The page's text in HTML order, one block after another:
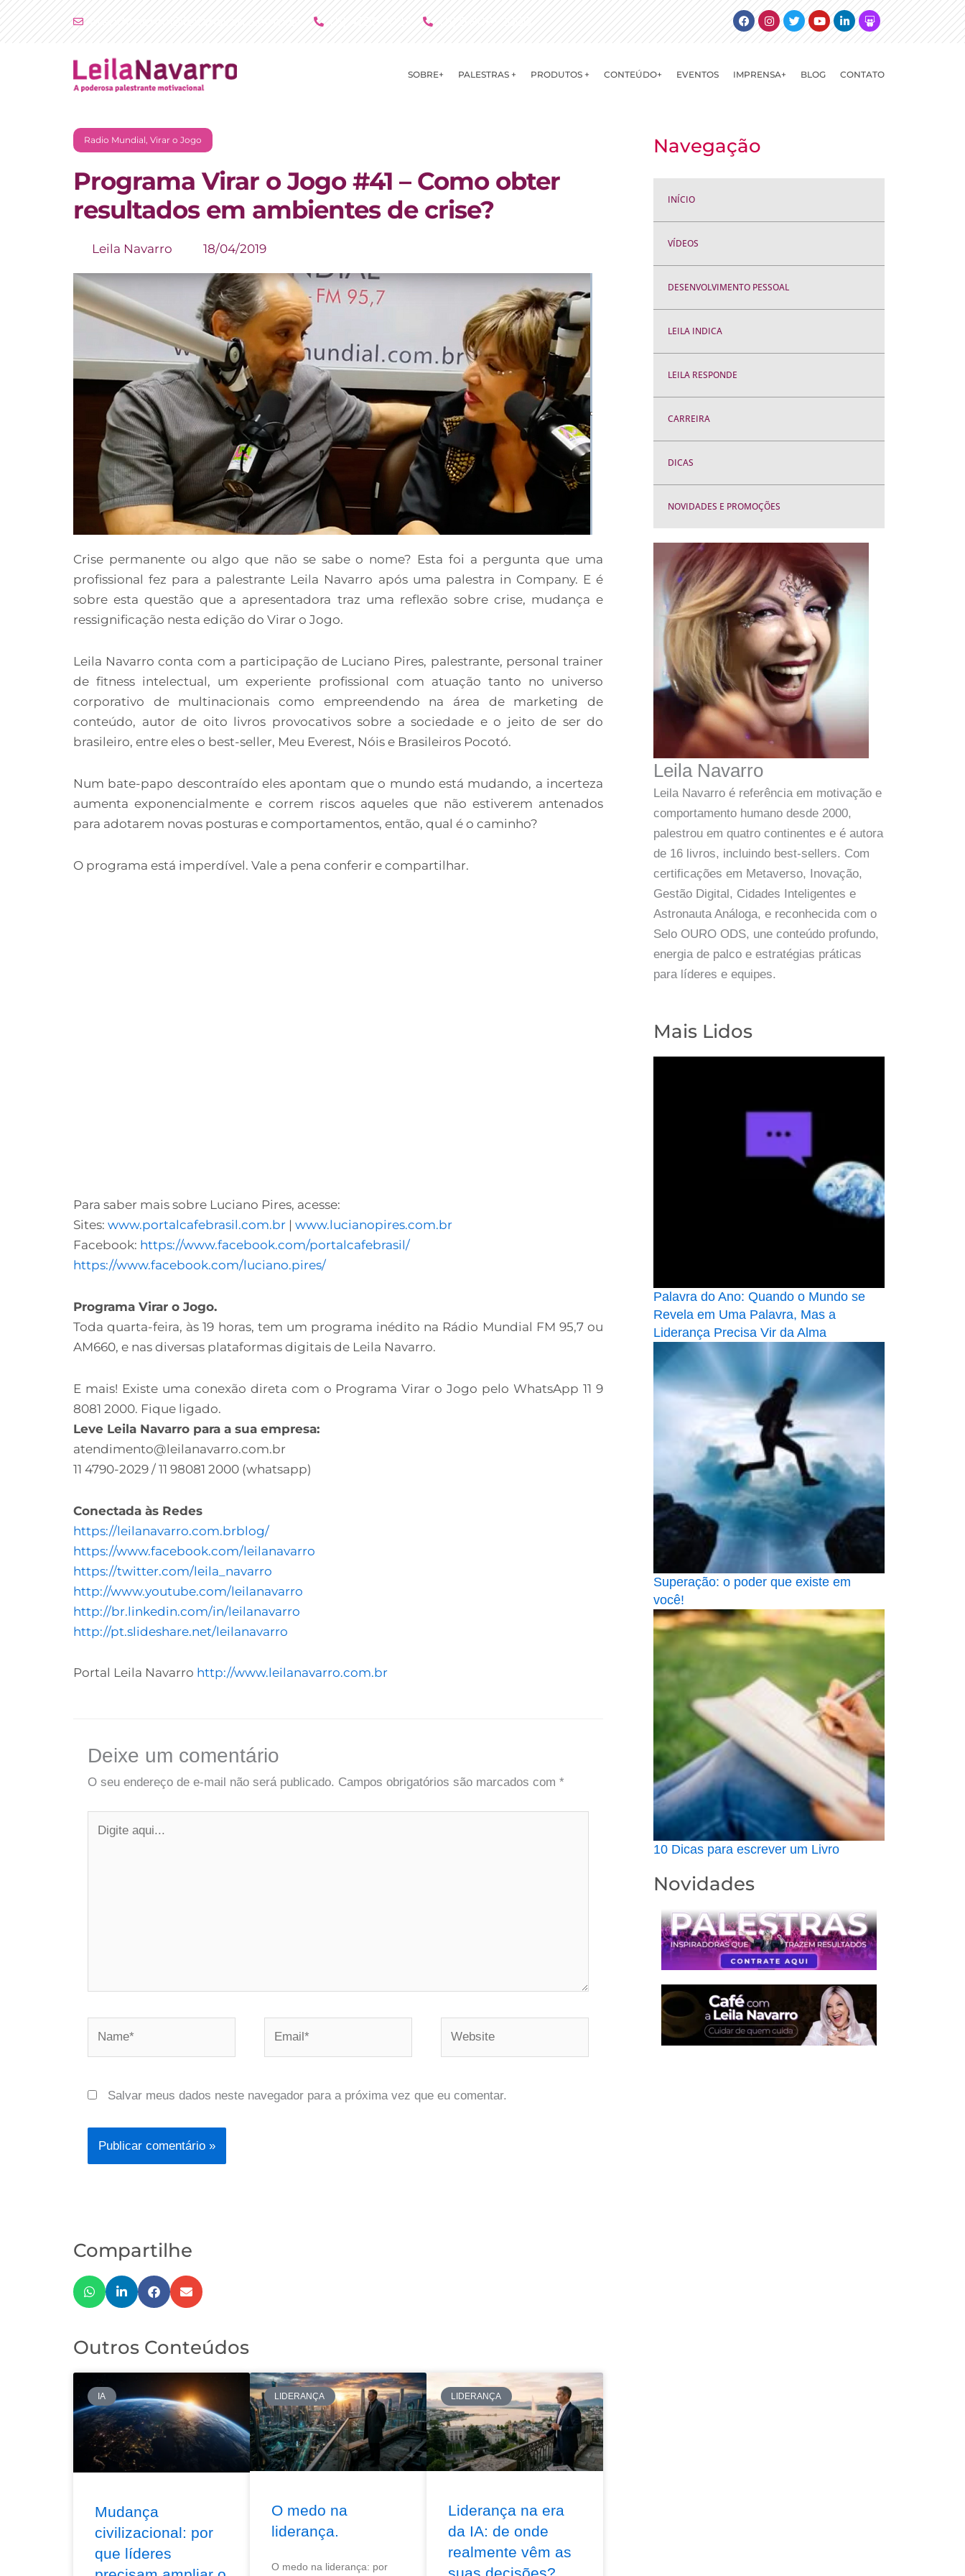
FacebookInstagram
TwitterYoutubeLinkedinSlideshare
SOBRE+ PALESTRAS + PRODUTOS + CONTEÚDO+ EVENTOS IMPRENSA+ BLOG CONTATO
Radio Mundial, Virar o Jogo
Programa Virar o Jogo #41 – Como obter
resultados em ambientes de crise?
Leila Navarro 18/04/2019
Crise permanente ou algo que não se sabe o nome? Esta foi a pergunta que uma
profissional fez para a palestrante Leila Navarro após uma palestra in Company. E é
sobre esta questão que a apresentadora traz uma reflexão sobre crise, mudança e
ressignificação nesta edição do Virar o Jogo.
Leila Navarro conta com a participação de Luciano Pires, palestrante, personal trainer
de fitness intelectual, um experiente profissional com atuação tanto no universo
corporativo de multinacionais como empreendendo na área de marketing de
conteúdo, autor de oito livros provocativos sobre a sociedade e o jeito de ser do
brasileiro, entre eles o best-seller, Meu Everest, Nóis e Brasileiros Pocotó.
Num bate-papo descontraído eles apontam que o mundo está mudando, a incerteza
aumenta exponencialmente e correm riscos aqueles que não estiverem antenados
para adotarem novas posturas e comportamentos, então, qual é o caminho?
O programa está imperdível. Vale a pena conferir e compartilhar.
Para saber mais sobre Luciano Pires, acesse:
Sites: www.portalcafebrasil.com.br | www.lucianopires.com.br
Facebook: https://www.facebook.com/portalcafebrasil/
https://www.facebook.com/luciano.pires/
Programa Virar o Jogo.
Toda quarta-feira, às 19 horas, tem um programa inédito na Rádio Mundial FM 95,7 ou
AM660, e nas diversas plataformas digitais de Leila Navarro.
E mais! Existe uma conexão direta com o Programa Virar o Jogo pelo WhatsApp 11 9
8081 2000. Fique ligado.
Leve Leila Navarro para a sua empresa:
atendimento@leilanavarro.com.br
11 4790-2029 / 11 98081 2000 (whatsapp)
Conectada às Redes
https://leilanavarro.com.brblog/
https://www.facebook.com/leilanavarro
https://twitter.com/leila_navarro
http://www.youtube.com/leilanavarro
http://br.linkedin.com/in/leilanavarro
http://pt.slideshare.net/leilanavarro
Portal Leila Navarro http://www.leilanavarro.com.br
Deixe um comentário
O seu endereço de e-mail não será publicado. Campos obrigatórios são marcados com *
aqui...
Salvar meus dados neste navegador para a próxima vez que eu comentar.
Compartilhe
Outros Conteúdos
IA
Mudança
civilizacional: por
que líderes
LIDERANÇA
O medo na
liderança.
O medo na liderança: por
LIDERANÇA
Liderança na era
da IA: de onde
realmente vêm as
Navegação
INÍCIO
VÍDEOS
DESENVOLVIMENTO PESSOAL
LEILA INDICA
LEILA RESPONDE
CARREIRA
DICAS
NOVIDADES E PROMOÇÕES
Leila Navarro
Leila Navarro é referência em motivação e
comportamento humano desde 2000,
palestrou em quatro continentes e é autora
de 16 livros, incluindo best-sellers. Com
certificações em Metaverso, Inovação,
Gestão Digital, Cidades Inteligentes e
Astronauta Análoga, e reconhecida com o
Selo OURO ODS, une conteúdo profundo,
energia de palco e estratégias práticas
para líderes e equipes.
Mais Lidos
Palavra do Ano: Quando o Mundo se
Revela em Uma Palavra, Mas a
Liderança Precisa Vir da Alma
Superação: o poder que existe em
você!
10 Dicas para escrever um Livro
Novidades